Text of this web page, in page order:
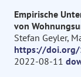
Empirische
von
Stefan Geyler,
https://doi.org/
2022-08-11